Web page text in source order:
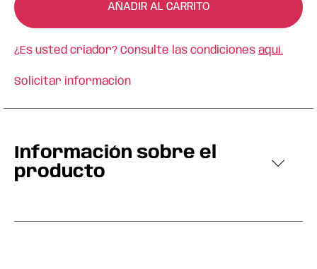
AÑADIR AL CARRITO
¿Es usted criador? Consulte las condiciones aquí.
Solicitar información
Información sobre el
producto